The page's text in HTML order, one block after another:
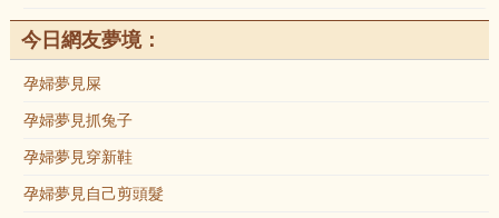
今日網友夢境：
孕婦夢見屎
孕婦夢見抓兔子
孕婦夢見穿新鞋
孕婦夢見自己剪頭髮